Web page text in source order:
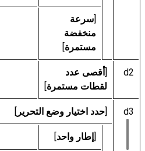
[سرعة
منخفضة
مستمرة]
d2
[أقصى عدد
لقطات مستمرة]
d3
[حدد اختيار وضع التحرير ]
[إطار واحد]